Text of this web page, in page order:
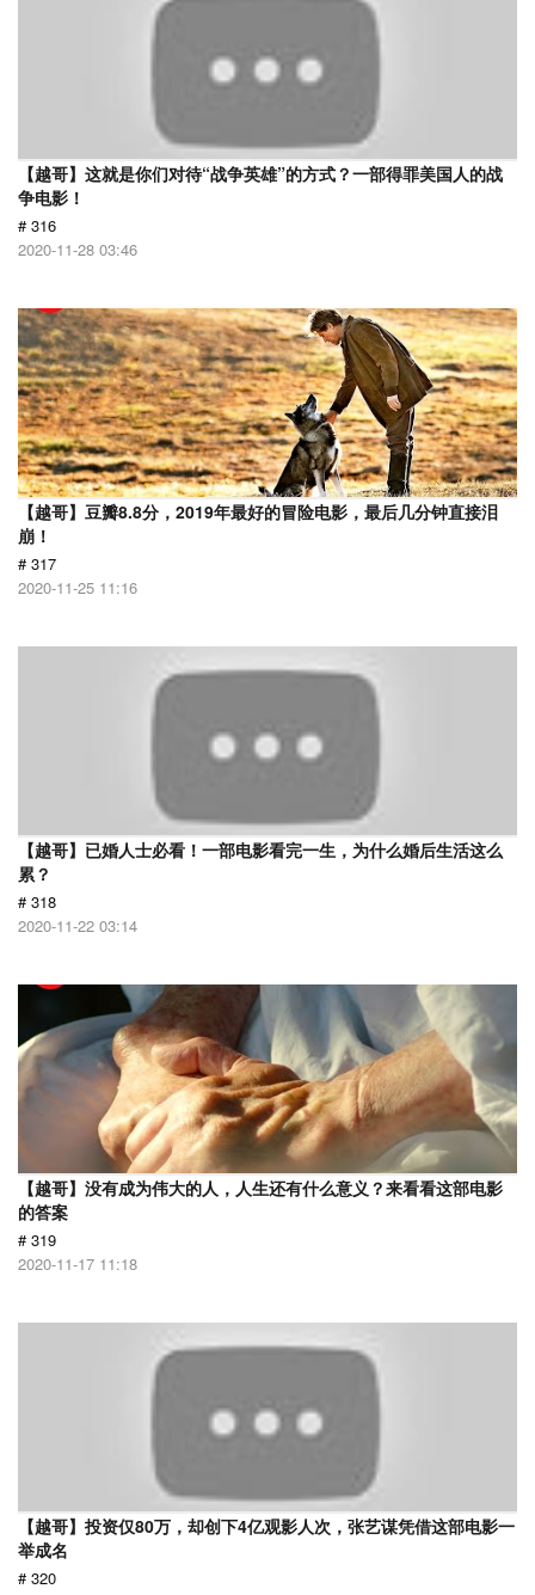
【越哥】这就是你们对待“战争英雄”的方式？一部得罪美国人的战
争电影！
# 316
2020-11-28 03:46
【越哥】豆瓣8.8分，2019年最好的冒险电影，最后几分钟直接泪
崩！
# 317
2020-11-25 11:16
【越哥】已婚人士必看！一部电影看完一生，为什么婚后生活这么
累？
# 318
2020-11-22 03:14
【越哥】没有成为伟大的人，人生还有什么意义？来看看这部电影
的答案
# 319
2020-11-17 11:18
【越哥】投资仅80万，却创下4亿观影人次，张艺谋凭借这部电影一
举成名
# 320